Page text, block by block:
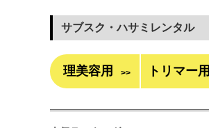
サブスク・ハサミレンタル
理美容用 >> トリマー用